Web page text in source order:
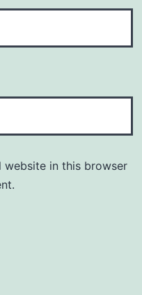
website in this browser